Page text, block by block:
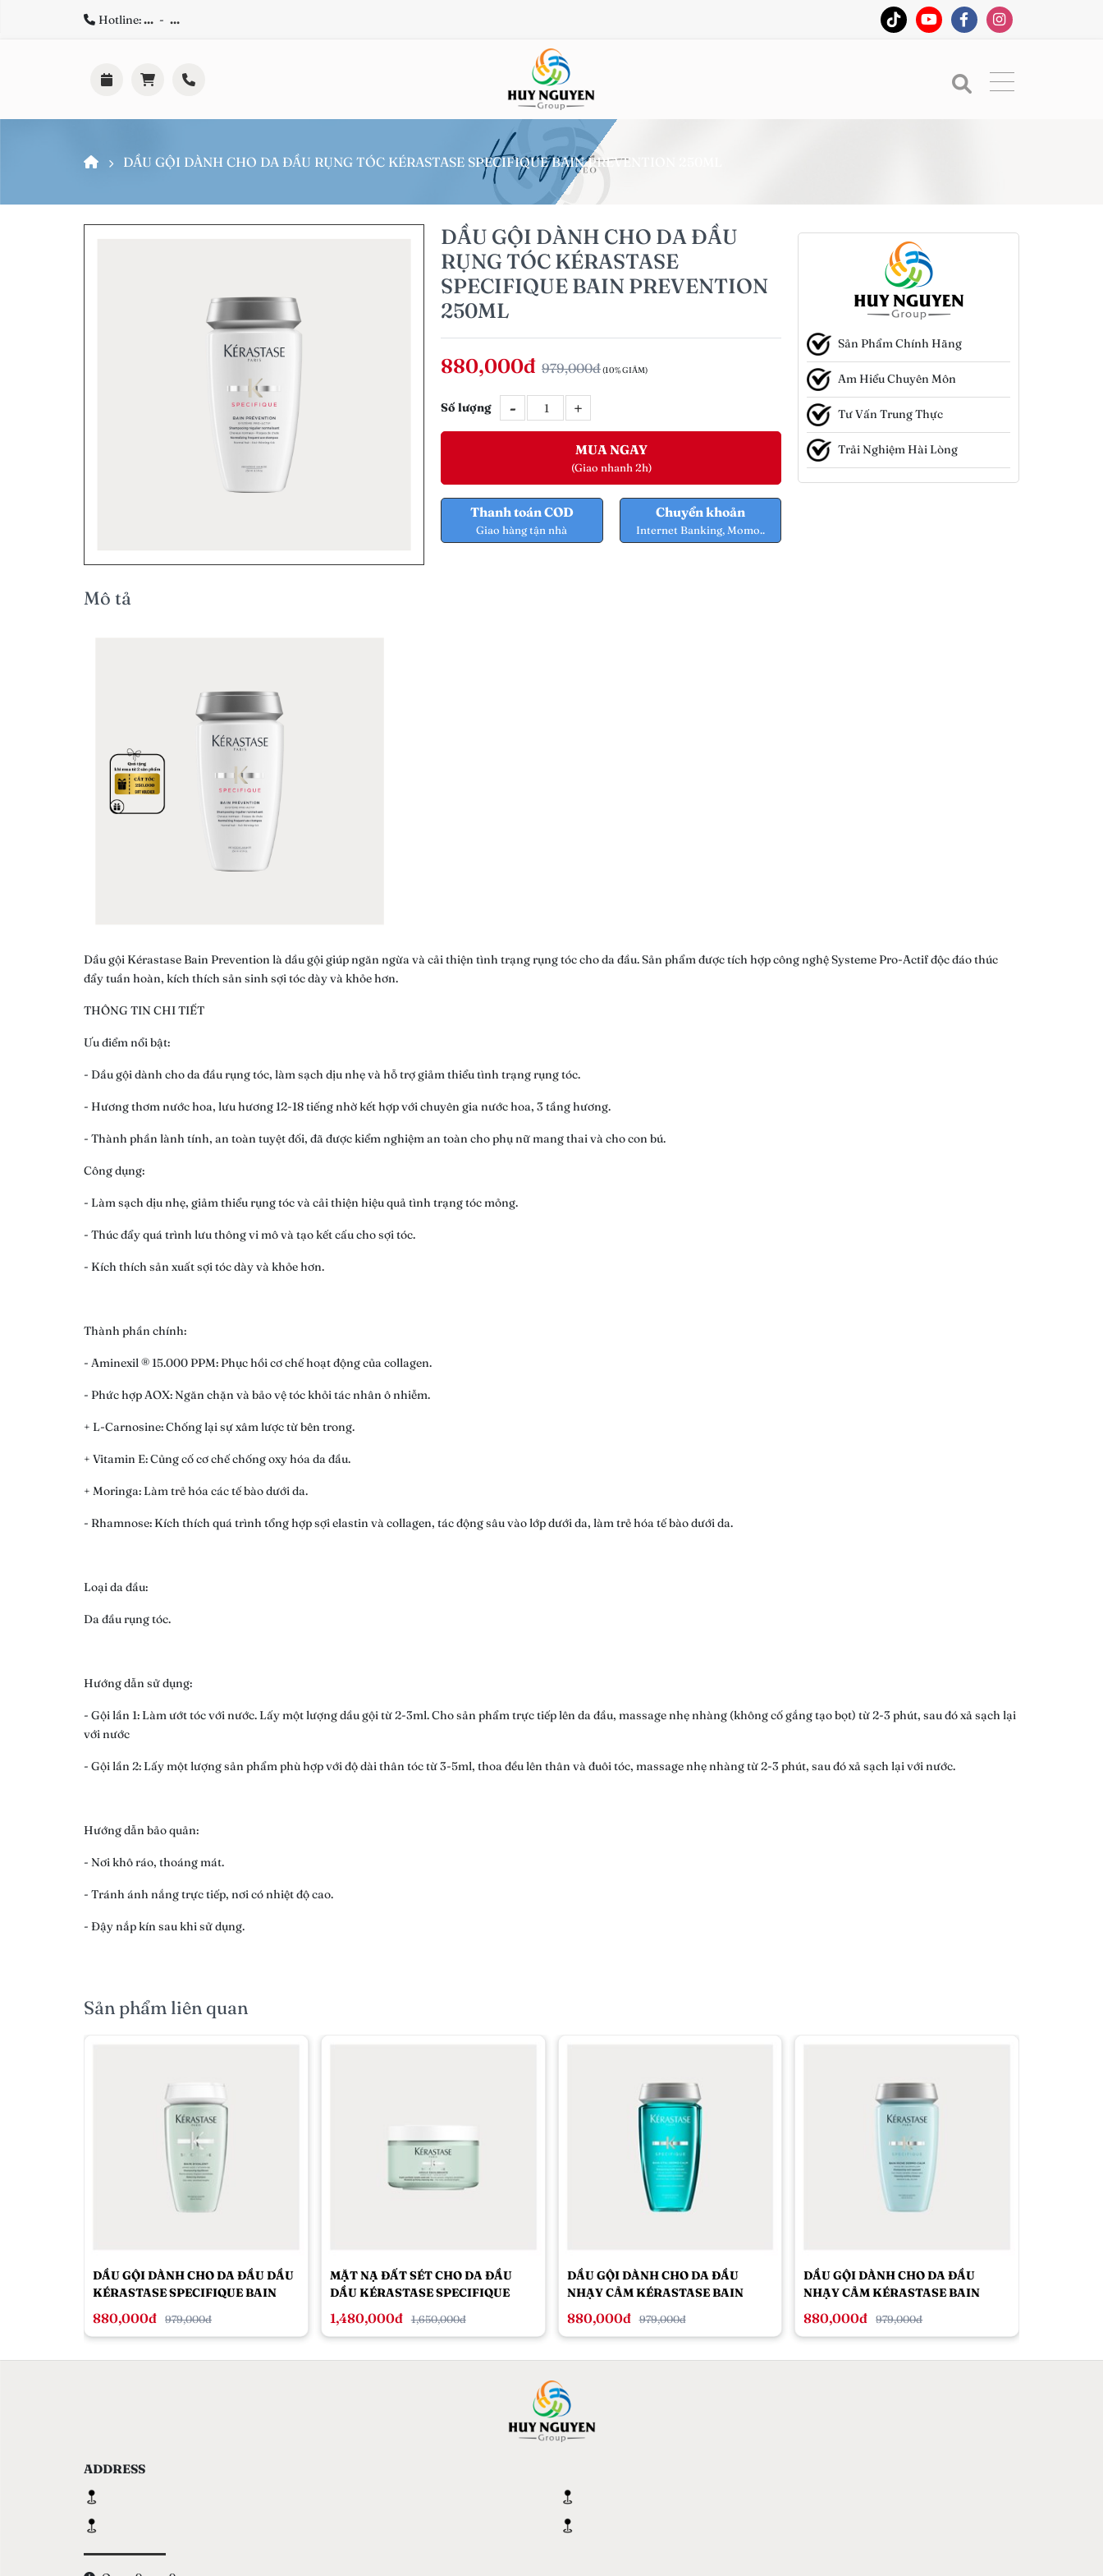
Hotline:... - ...
DẦU GỘI DÀNH CHO DA ĐẦU RỤNG TÓC KÉRASTASE SPECIFIQUE BAIN PREVENTION 250ML
DẦU GỘI DÀNH CHO DA ĐẦU
RỤNG TÓC KÉRASTASE
SPECIFIQUE BAIN PREVENTION
250ML
880,000đ 979,000đ(10% GIẢM)
Số lượng - +
MUA NGAY
(Giao nhanh 2h)
Thanh toán COD
Giao hàng tận nhà
Chuyển khoản
Internet Banking, Momo..
Sản Phẩm Chính Hãng
Am Hiểu Chuyên Môn
Tư Vấn Trung Thực
Trải Nghiệm Hài Lòng
Mô tả
Dầu gội Kérastase Bain Prevention là dầu gội giúp ngăn ngừa và cải thiện tình trạng rụng tóc cho da đầu. Sản phẩm được tích hợp công nghệ Systeme Pro-Actif độc đáo thúc
đẩy tuần hoàn, kích thích sản sinh sợi tóc dày và khỏe hơn.
THÔNG TIN CHI TIẾT
Ưu điểm nổi bật:
- Dầu gội dành cho da đầu rụng tóc, làm sạch dịu nhẹ và hỗ trợ giảm thiểu tình trạng rụng tóc.
- Hương thơm nước hoa, lưu hương 12-18 tiếng nhờ kết hợp với chuyên gia nước hoa, 3 tầng hương.
- Thành phần lành tính, an toàn tuyệt đối, đã được kiểm nghiệm an toàn cho phụ nữ mang thai và cho con bú.
Công dụng:
- Làm sạch dịu nhẹ, giảm thiểu rụng tóc và cải thiện hiệu quả tình trạng tóc mỏng.
- Thúc đẩy quá trình lưu thông vi mô và tạo kết cấu cho sợi tóc.
- Kích thích sản xuất sợi tóc dày và khỏe hơn.
Thành phần chính:
- Aminexil ® 15.000 PPM: Phục hồi cơ chế hoạt động của collagen.
- Phức hợp AOX: Ngăn chặn và bảo vệ tóc khỏi tác nhân ô nhiễm.
+ L-Carnosine: Chống lại sự xâm lược từ bên trong.
+ Vitamin E: Củng cố cơ chế chống oxy hóa da đầu.
+ Moringa: Làm trẻ hóa các tế bào dưới da.
- Rhamnose: Kích thích quá trình tổng hợp sợi elastin và collagen, tác động sâu vào lớp dưới da, làm trẻ hóa tế bào dưới da.
Loại da đầu:
Da đầu rụng tóc.
Hướng dẫn sử dụng:
- Gội lần 1: Làm ướt tóc với nước. Lấy một lượng dầu gội từ 2-3ml. Cho sản phẩm trực tiếp lên da đầu, massage nhẹ nhàng (không cố gắng tạo bọt) từ 2-3 phút, sau đó xả sạch lại
với nước
- Gội lần 2: Lấy một lượng sản phẩm phù hợp với độ dài thân tóc từ 3-5ml, thoa đều lên thân và đuôi tóc, massage nhẹ nhàng từ 2-3 phút, sau đó xả sạch lại với nước.
Hướng dẫn bảo quản:
- Nơi khô ráo, thoáng mát.
- Tránh ánh nắng trực tiếp, nơi có nhiệt độ cao.
- Đậy nắp kín sau khi sử dụng.
Sản phẩm liên quan
DẦU GỘI DÀNH CHO DA ĐẦU DẦU
KÉRASTASE SPECIFIQUE BAIN
DIVALENT 250ML
880,000đ 979,000đ
MẶT NẠ ĐẤT SÉT CHO DA ĐẦU
DẦU KÉRASTASE SPECIFIQUE
ARGILE ÉQUILIBRANTE
WEEKEND PURIFYING
1,480,000đ 1,650,000đ
DẦU GỘI DÀNH CHO DA ĐẦU
NHẠY CẢM KÉRASTASE BAIN
VITAL DERMO-CALM 250ML -
DÀNH CHO TÓC THƯỜNG
880,000đ 979,000đ
DẦU GỘI DÀNH CHO DA ĐẦU
NHẠY CẢM KÉRASTASE BAIN
RICHIE DERMO-CALM 250ML -
DÀNH CHO TÓC KHÔ
880,000đ 979,000đ
ADDRESS